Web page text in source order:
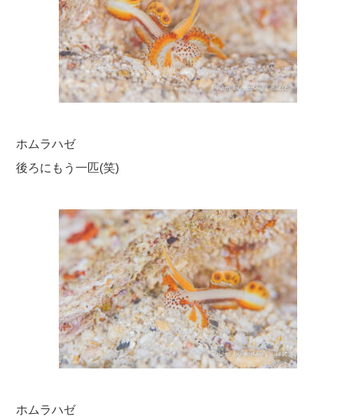
ホムラハゼ
後ろにもう一匹(笑)
ホムラハゼ